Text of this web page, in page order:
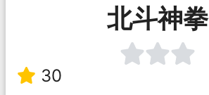
北斗神拳
30